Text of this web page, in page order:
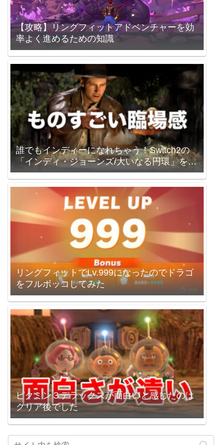
【攻略】リングフィットアドベンチャーを効
率よく進めるための知識
誰でもインディーになれちゃう！Switch2の
「インディ・ジョーンズ/大いなる円環」を買
いました。
リングフィットでLv.999になったのでドラゴ
をフルボッコしてみた
ピクミン３デラックスが面白いと感じたのは
クリア後でした